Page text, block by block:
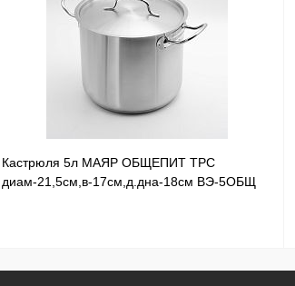
Кастрюля 5л МАЯР ОБЩЕПИТ ТРС
диам-21,5см,в-17см,д.дна-18см ВЭ-5ОБЩ